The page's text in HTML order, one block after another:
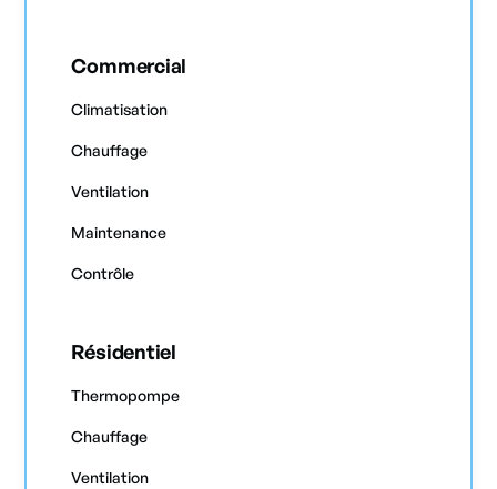
Commercial
Climatisation
Chauffage
Ventilation
Maintenance
Contrôle
Résidentiel
Thermopompe
Chauffage
Ventilation